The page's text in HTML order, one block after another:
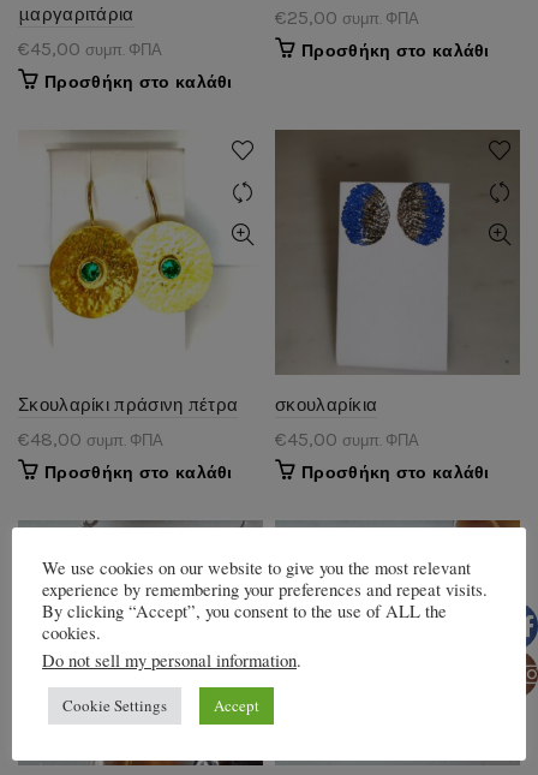
μαργαριτάρια
€45,00 συμπ. ΦΠΑ
Προσθήκη στο καλάθι
€25,00 συμπ. ΦΠΑ
Προσθήκη στο καλάθι
Σκουλαρίκι πράσινη πέτρα
€48,00 συμπ. ΦΠΑ
Προσθήκη στο καλάθι
σκουλαρίκια
€45,00 συμπ. ΦΠΑ
Προσθήκη στο καλάθι
We use cookies on our website to give you the most relevant
experience by remembering your preferences and repeat visits.
By clicking “Accept”, you consent to the use of ALL the
cookies.
Do not sell my personal information.
Cookie Settings Accept